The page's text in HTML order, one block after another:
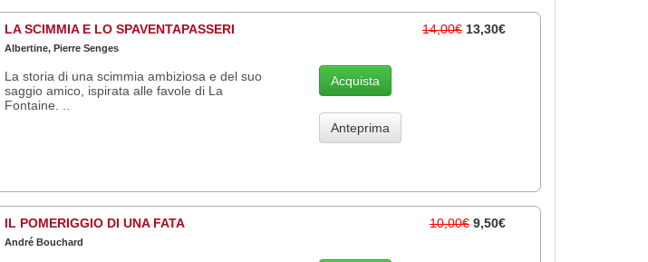
LA SCIMMIA E LO SPAVENTAPASSERI
Albertine, Pierre Senges
La storia di una scimmia ambiziosa e del suo
saggio amico, ispirata alle favole di La
Fontaine. ..
14,00€ 13,30€
Acquista
Anteprima
IL POMERIGGIO DI UNA FATA
André Bouchard
10,00€ 9,50€